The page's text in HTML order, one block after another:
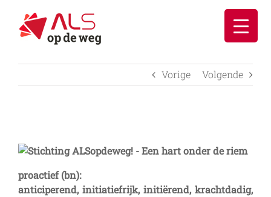
inhoud
Vorige Volgende
proactief (bn):
anticiperend, initiatiefrijk, initiërend, krachtdadig,